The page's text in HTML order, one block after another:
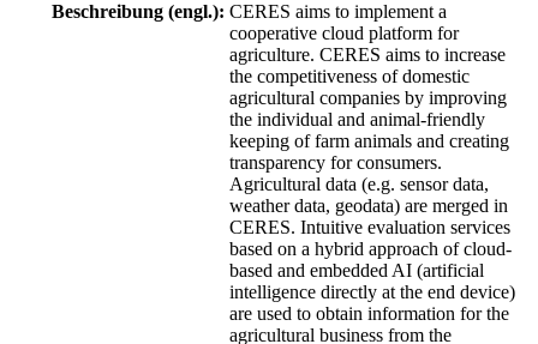
Beschreibung (engl.): CERES aims to implement a
cooperative cloud platform for
agriculture. CERES aims to increase
the competitiveness of domestic
agricultural companies by improving
the individual and animal-friendly
keeping of farm animals and creating
transparency for consumers.
Agricultural data (e.g. sensor data,
weather data, geodata) are merged in
CERES. Intuitive evaluation services
based on a hybrid approach of cloud-
based and embedded AI (artificial
intelligence directly at the end device)
are used to obtain information for the
agricultural business from the